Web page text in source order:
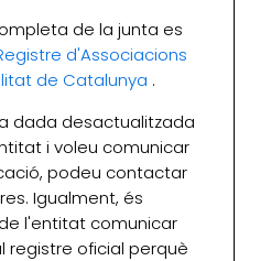
de la junta es
d'Associacions
de Catalunya .
dada desactualitzada
i voleu comunicar
podeu contactar
Igualment, és
l'entitat comunicar
registre oficial perquè